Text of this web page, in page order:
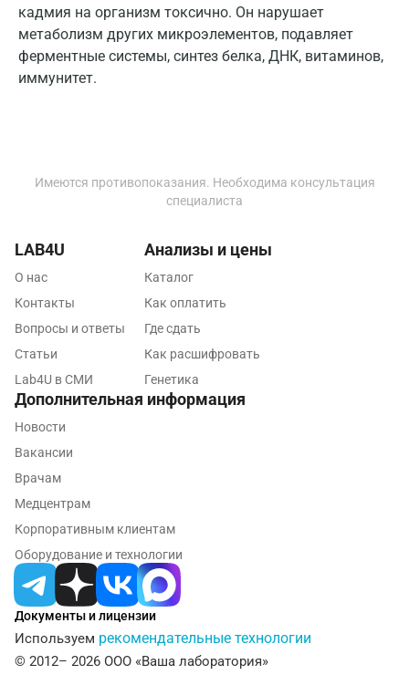
кадмия на организм токсично. Он нарушает
метаболизм других микроэлементов, подавляет
ферментные системы, синтез белка, ДНК, витаминов,
иммунитет.
Дзержинск
Дзержинский
Зеленоград
Ивантеевка
Истра
Калуга
Кемерово
Ковров
Коломна
Имеются противопоказания. Необходима консультация
специалиста
Документы и лицензии
Используем рекомендательные технологии
© 2012– 2026 ООО «Ваша лаборатория»
LAB4U
О нас
Контакты
Вопросы и ответы
Статьи
Lab4U в СМИ
Анализы и цены
Каталог
Как оплатить
Где сдать
Как расшифровать
Генетика
Дополнительная информация
Новости
Вакансии
Врачам
Медцентрам
Корпоративным клиентам
Оборудование и технологии